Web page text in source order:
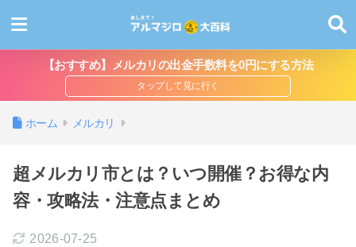
【おすすめ】メルカリの出金手数料を0円にする方法
ホーム メルカリ
超メルカリ市とは？いつ開催？お得な内
容・攻略法・注意点まとめ
2026-07-25